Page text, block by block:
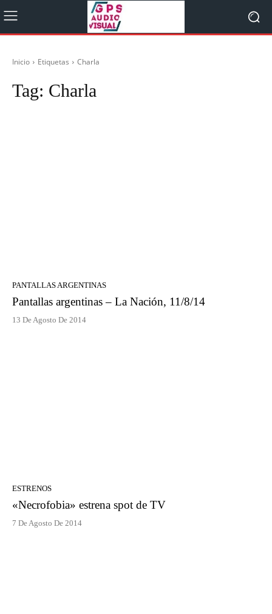
Inicio Etiquetas Charla
Tag: Charla
PANTALLAS ARGENTINAS
Pantallas argentinas – La Nación, 11/8/14
13 De Agosto De 2014
ESTRENOS
«Necrofobia» estrena spot de TV
7 De Agosto De 2014